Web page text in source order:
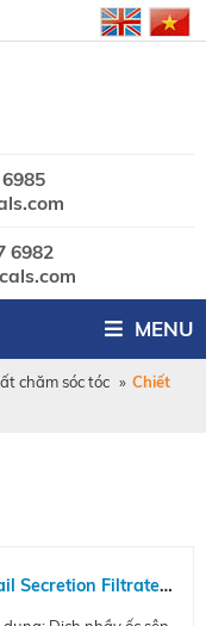
6982
MENU
chăm sóc tóc » Chiết
Secretion Filtrate
Extract A(B)